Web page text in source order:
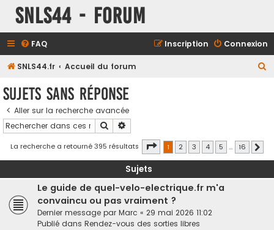
SNLS44 - Forum
FAQ Connexion
Inscription
SNLS44.fr Accueil du forum
c
h
Sujets sans réponse
Aller sur la recherche avancée
Rechercher
La recherche a retourné 395 résultats Page 1sur16
1 2 3 4 5 … 16
Sujets
Le guide de quel-velo-electrique.fr m'a
convaincu ou pas vraiment ?
Dernier message par Marc « 29 mai 2026 11:02
Publié dans Rendez-vous des sorties libres